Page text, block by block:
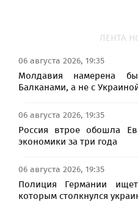
ЛЕНТА
06 августа 2026, 19:35
Молдавия намерена
Балканами, а не с
06 августа 2026, 19:35
Россия втрое обошла
экономики за три года
06 августа 2026, 19:35
Полиция Германии
которым столкнулся